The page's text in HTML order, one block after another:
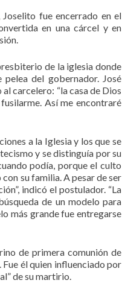
fue encerrado en el
en una cárcel y en
de la iglesia donde
del gobernador. José
carcelero: “la casa de Dios
Así me encontraré
a la Iglesia y los que se
y se distinguía por su
podía, porque el culto
su familia. A pesar de ser
indicó el postulador. “La
de un modelo para
más grande fue entregarse
de primera comunión de
él quien influenciado por
de su martirio.